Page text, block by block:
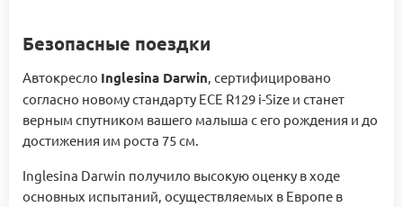
Безопасные поездки
Автокресло Inglesina Darwin, сертифицировано
согласно новому стандарту ECE R129 i-Size и станет
верным спутником вашего малыша с его рождения и до
достижения им роста 75 см.
Inglesina Darwin получило высокую оценку в ходе
основных испытаний, осуществляемых в Европе в